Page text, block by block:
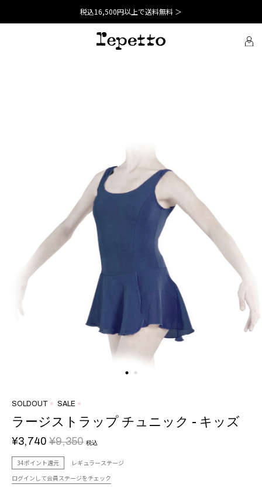
税込16,500円以上で送料無料 ＞
SOLDOUT SALE
ラージストラップ チュニック - キッズ
¥3,740 ¥9,350 税込
34ポイント還元
レギュラーステージ
ログインして会員ステージをチェック